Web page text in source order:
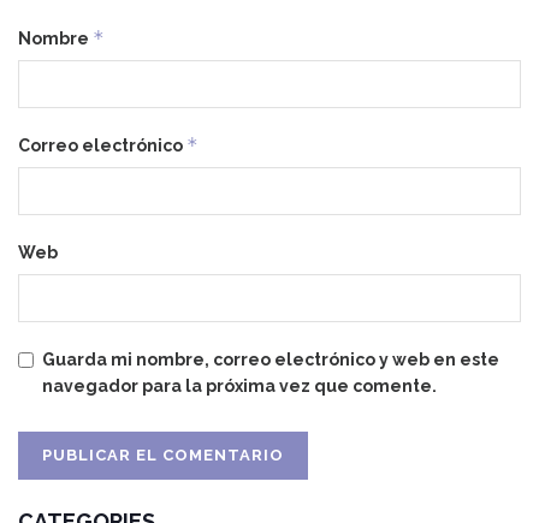
Nombre *
Correo electrónico *
Web
Guarda mi nombre, correo electrónico y web en este
navegador para la próxima vez que comente.